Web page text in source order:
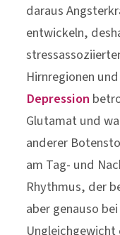
daraus
entwickeln,
Hirnregionen
Depression
Glutamat und
anderer
am Tag- und
Rhythmus, der
aber genauso